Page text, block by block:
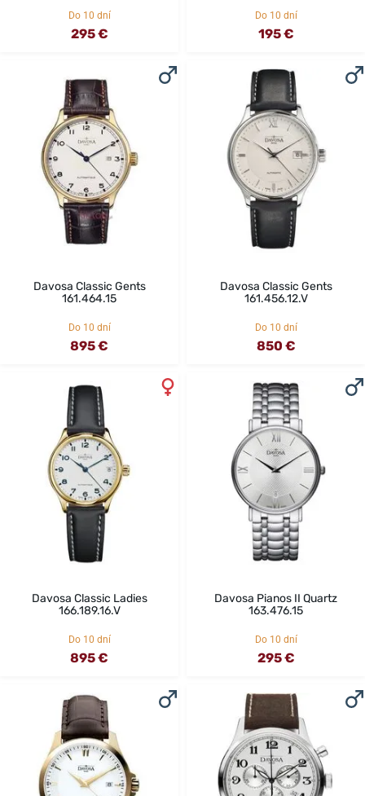
Do 10 dní
295 €
Do 10 dní
195 €
Davosa Classic Gents
161.464.15
Do 10 dní
895 €
Davosa Classic Gents
161.456.12.V
Do 10 dní
850 €
Davosa Classic Ladies
166.189.16.V
Do 10 dní
895 €
Davosa Pianos II Quartz
163.476.15
Do 10 dní
295 €